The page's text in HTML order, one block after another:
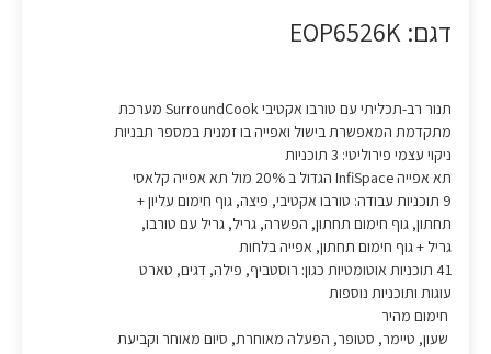
דגם: EOP6526K
תנור רב-תכליתי עם טורבו אקטיבי SurroundCook מערכת
מתקדמת המאפשרת בישול ואפייה בו זמנית במספר תבניות
ניקוי עצמי פירוליטי: 3 תוכניות
תא אפייה InfiSpace הגדול ב 20% מול תא אפייה קלאסי
9 תוכניות עבודה: טורבו אקטיבי, פיצה, גוף חימום עליון +
תחתון, גוף חימום תחתון, הפשרה, גריל, גריל עם טורבו,
גריל + גוף חימום תחתון, אפייה בלחות
41 תוכניות אוטומטיות כגון: רוסטביף, פילה, דגים, טארט
עוגות ותוכניות נוספות
חימום מהיר
שעון, טיימר, סטופר, הפעלה מאוחרת, סיום מאוחר וקביעת